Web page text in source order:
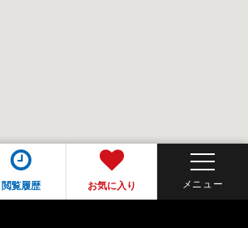
閲覧履歴 お気に入り